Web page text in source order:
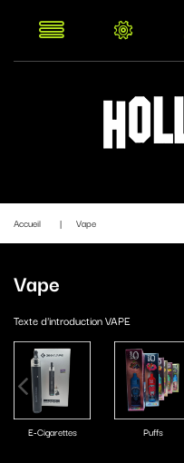
Accueil Vape
Vape
Texte d'introduction VAPE
E-Cigarettes Puffs